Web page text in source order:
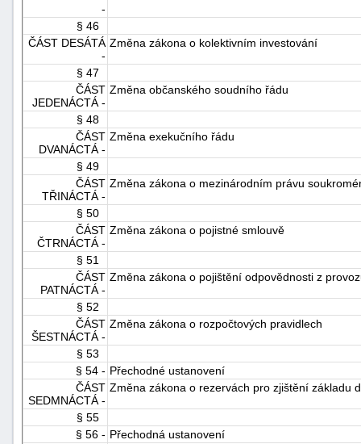
-
§ 46
ČÁST DESÁTÁ
-
Změna zákona o kolektivním investování
§ 47
ČÁST
JEDENÁCTÁ -
Změna občanského soudního řádu
§ 48
ČÁST
DVANÁCTÁ -
Změna exekučního řádu
§ 49
ČÁST
TŘINÁCTÁ -
Změna zákona o mezinárodním právu
§ 50
ČÁST
ČTRNÁCTÁ -
Změna zákona o pojistné smlouvě
§ 51
ČÁST
PATNÁCTÁ -
Změna zákona o pojištění odpovědnosti z
§ 52
ČÁST
ŠESTNÁCTÁ -
Změna zákona o rozpočtových pravidlech
§ 53
§ 54 - Přechodné ustanovení
ČÁST
SEDMNÁCTÁ -
Změna zákona o rezervách pro zjištění základu
§ 55
§ 56 - Přechodná ustanovení